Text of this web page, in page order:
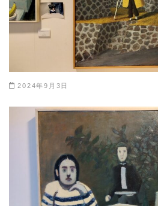
2024年9月3日